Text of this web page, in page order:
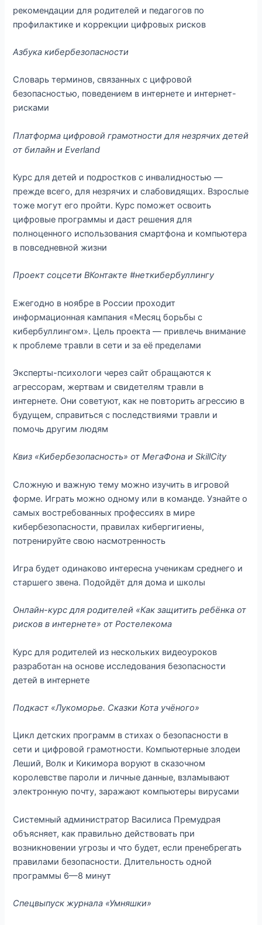
рекомендации для родителей и педагогов по
профилактике и коррекции цифровых рисков
Азбука кибербезопасности
Словарь терминов, связанных с цифровой
безопасностью, поведением в интернете и интернет-
рисками
Платформа цифровой грамотности для незрячих детей
от билайн и Everland
Курс для детей и подростков с инвалидностью —
прежде всего, для незрячих и слабовидящих. Взрослые
тоже могут его пройти. Курс поможет освоить
цифровые программы и даст решения для
полноценного использования смартфона и компьютера
в повседневной жизни
Проект соцсети ВКонтакте #неткибербуллингу
Ежегодно в ноябре в России проходит
информационная кампания «Месяц борьбы с
кибербуллингом». Цель проекта — привлечь внимание
к проблеме травли в сети и за её пределами
Эксперты-психологи через сайт обращаются к
агрессорам, жертвам и свидетелям травли в
интернете. Они советуют, как не повторить агрессию в
будущем, справиться с последствиями травли и
помочь другим людям
Квиз «Кибербезопасность» от МегаФона и SkillCity
Сложную и важную тему можно изучить в игровой
форме. Играть можно одному или в команде. Узнайте о
самых востребованных профессиях в мире
кибербезопасности, правилах кибергигиены,
потренируйте свою насмотренность
Игра будет одинаково интересна ученикам среднего и
старшего звена. Подойдёт для дома и школы
Онлайн-курс для родителей «Как защитить ребёнка от
рисков в интернете» от Ростелекома
Курс для родителей из нескольких видеоуроков
разработан на основе исследования безопасности
детей в интернете
Подкаст «Лукоморье. Сказки Кота учёного»
Цикл детских программ в стихах о безопасности в
сети и цифровой грамотности. Компьютерные злодеи
Леший, Волк и Кикимора воруют в сказочном
королевстве пароли и личные данные, взламывают
электронную почту, заражают компьютеры вирусами
Системный администратор Василиса Премудрая
объясняет, как правильно действовать при
возникновении угрозы и что будет, если пренебрегать
правилами безопасности. Длительность одной
программы 6—8 минут
Спецвыпуск журнала «Умняшки»